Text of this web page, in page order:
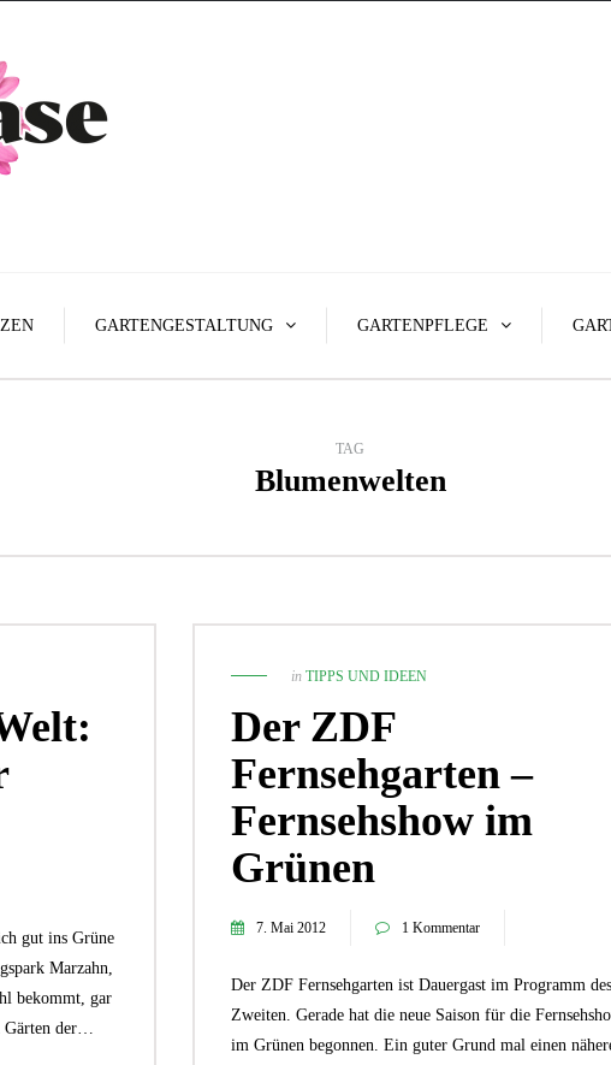
GARTENGESTALTUNG GARTENPFLEGE
TAG
Blumenwelten
gut ins Grüne
Marzahn,
bekommt, gar
Gärten der…
in TIPPS UND IDEEN
Der ZDF
Fernsehgarten –
Fernsehshow im
Grünen
7. Mai 2012 1 Kommentar
Der ZDF Fernsehgarten ist Dauergast im Programm des
Zweiten. Gerade hat die neue Saison für die
im Grünen begonnen. Ein guter Grund mal einen
für
29. April 2019
ein voller Erfolg
Wie du mit